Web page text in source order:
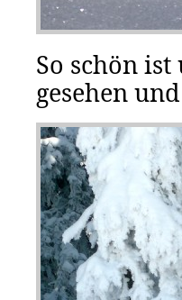
So schön
gesehen